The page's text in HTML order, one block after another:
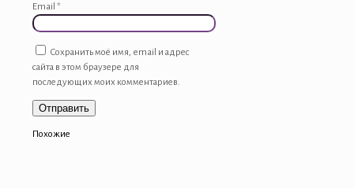
Email *
Сохранить моё имя, email и адрес
сайта в этом браузере для
последующих моих комментариев.
Похожие